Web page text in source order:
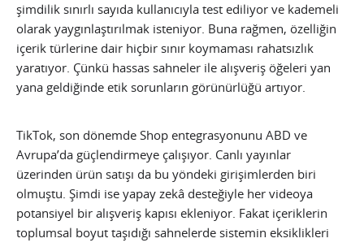
şimdilik sınırlı sayıda kullanıcıyla test ediliyor ve kademeli
olarak yaygınlaştırılmak isteniyor. Buna rağmen, özelliğin
içerik türlerine dair hiçbir sınır koymaması rahatsızlık
yaratıyor. Çünkü hassas sahneler ile alışveriş öğeleri yan
yana geldiğinde etik sorunların görünürlüğü artıyor.
TikTok, son dönemde Shop entegrasyonunu ABD ve
Avrupa’da güçlendirmeye çalışıyor. Canlı yayınlar
üzerinden ürün satışı da bu yöndeki girişimlerden biri
olmuştu. Şimdi ise yapay zekâ desteğiyle her videoya
potansiyel bir alışveriş kapısı ekleniyor. Fakat içeriklerin
toplumsal boyut taşıdığı sahnelerde sistemin eksiklikleri